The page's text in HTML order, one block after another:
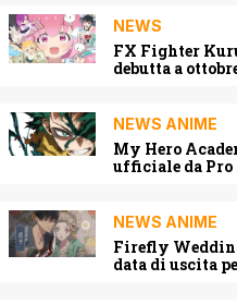
NEWS
FX Fighter
debutta a
NEWS ANIME
My Hero
ufficiale da Pro
NEWS ANIME
Firefly
data di uscita